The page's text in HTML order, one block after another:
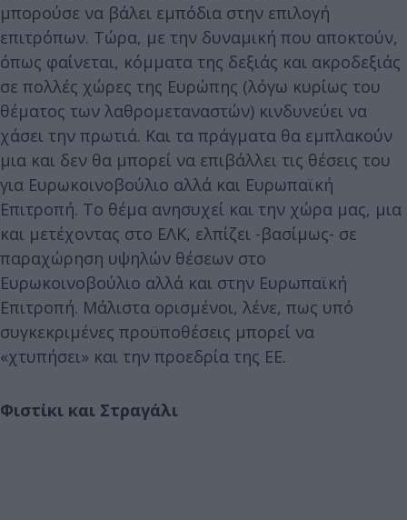
μπορούσε να βάλει εμπόδια στην επιλογή
επιτρόπων. Τώρα, με την δυναμική που αποκτούν,
όπως φαίνεται, κόμματα της δεξιάς και ακροδεξιάς
σε πολλές χώρες της Ευρώπης (λόγω κυρίως του
θέματος των λαθρομεταναστών) κινδυνεύει να
χάσει την πρωτιά. Και τα πράγματα θα εμπλακούν
μια και δεν θα μπορεί να επιβάλλει τις θέσεις του
για Ευρωκοινοβούλιο αλλά και Ευρωπαϊκή
Επιτροπή. Το θέμα ανησυχεί και την χώρα μας, μια
και μετέχοντας στο ΕΛΚ, ελπίζει -βασίμως- σε
παραχώρηση υψηλών θέσεων στο
Ευρωκοινοβούλιο αλλά και στην Ευρωπαϊκή
Επιτροπή. Μάλιστα ορισμένοι, λένε, πως υπό
συγκεκριμένες προϋποθέσεις μπορεί να
«χτυπήσει» και την προεδρία της ΕΕ.
Φιστίκι και Στραγάλι